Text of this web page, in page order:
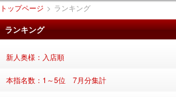
トップページ > ランキング
ランキング
新人奥様：入店順
本指名数：1～5位 7月分集計